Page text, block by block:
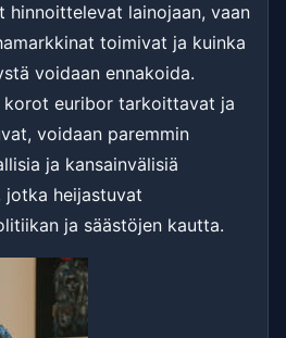
hinnoittelevat lainojaan, vaan
voidaan ennakoida.
korot euribor tarkoittavat ja
voidaan paremmin
ja kansainvälisiä
jotka heijastuvat
ja säästöjen kautta.